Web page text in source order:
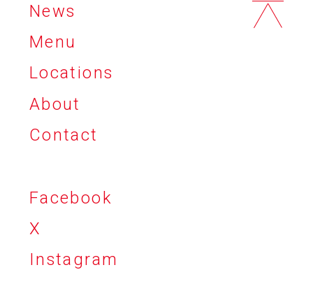
News
Menu
Locations
About
Contact
Facebook
X
Instagram